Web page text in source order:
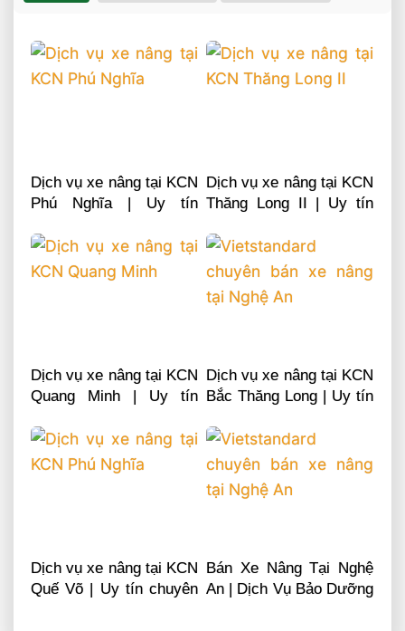
Dịch vụ xe nâng tại KCN
Phú Nghĩa | Uy tín
0868481555
Dịch vụ xe nâng tại KCN
Thăng Long II | Uy tín
0868481555
Dịch vụ xe nâng tại KCN
Quang Minh | Uy tín
0868481555
Dịch vụ xe nâng tại KCN
Bắc Thăng Long | Uy tín
0868481555
Dịch vụ xe nâng tại KCN
Quế Võ | Uy tín chuyên
Bán Xe Nâng Tại Nghệ
An | Dịch Vụ Bảo Dưỡng